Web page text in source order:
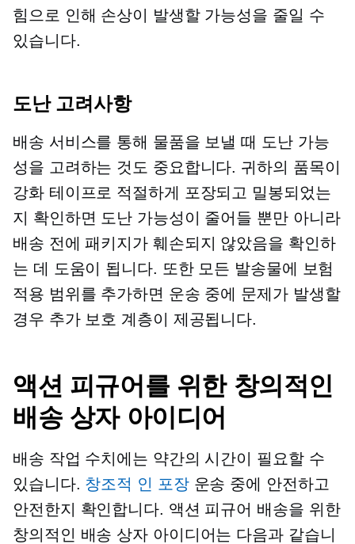
힘으로 인해 손상이 발생할 가능성을 줄일 수
있습니다.
도난 고려사항
배송 서비스를 통해 물품을 보낼 때 도난 가능
성을 고려하는 것도 중요합니다. 귀하의 품목이
강화 테이프로 적절하게 포장되고 밀봉되었는
지 확인하면 도난 가능성이 줄어들 뿐만 아니라
배송 전에 패키지가 훼손되지 않았음을 확인하
는 데 도움이 됩니다. 또한 모든 발송물에 보험
적용 범위를 추가하면 운송 중에 문제가 발생할
경우 추가 보호 계층이 제공됩니다.
액션 피규어를 위한 창의적인
배송 상자 아이디어
배송 작업 수치에는 약간의 시간이 필요할 수
있습니다. 창조적 인 포장운송 중에 안전하고
안전한지 확인합니다. 액션 피규어 배송을 위한
창의적인 배송 상자 아이디어는 다음과 같습니